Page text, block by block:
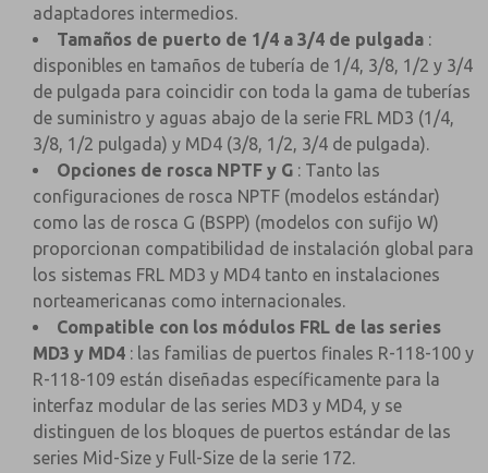
adaptadores intermedios.
Tamaños de puerto de 1/4 a 3/4 de pulgada :
disponibles en tamaños de tubería de 1/4, 3/8, 1/2 y 3/4
de pulgada para coincidir con toda la gama de tuberías
de suministro y aguas abajo de la serie FRL MD3 (1/4,
3/8, 1/2 pulgada) y MD4 (3/8, 1/2, 3/4 de pulgada).
Opciones de rosca NPTF y G : Tanto las
configuraciones de rosca NPTF (modelos estándar)
como las de rosca G (BSPP) (modelos con sufijo W)
proporcionan compatibilidad de instalación global para
los sistemas FRL MD3 y MD4 tanto en instalaciones
norteamericanas como internacionales.
Compatible con los módulos FRL de las series
MD3 y MD4 : las familias de puertos finales R-118-100 y
R-118-109 están diseñadas específicamente para la
interfaz modular de las series MD3 y MD4, y se
distinguen de los bloques de puertos estándar de las
series Mid-Size y Full-Size de la serie 172.